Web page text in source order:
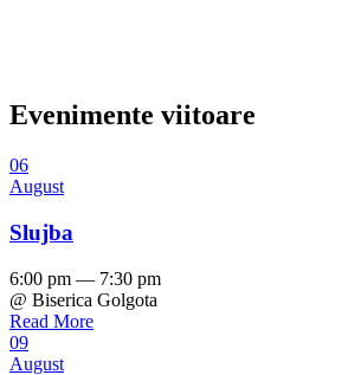
Evenimente viitoare
06
August
Slujba
6:00 pm — 7:30 pm
@ Biserica Golgota
Read More
09
August